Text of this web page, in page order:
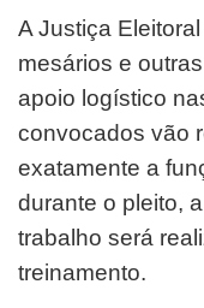
A Justiça
mesários e
apoio logístico
convocados vão
exatamente a
durante o pleito,
trabalho será
treinamento.